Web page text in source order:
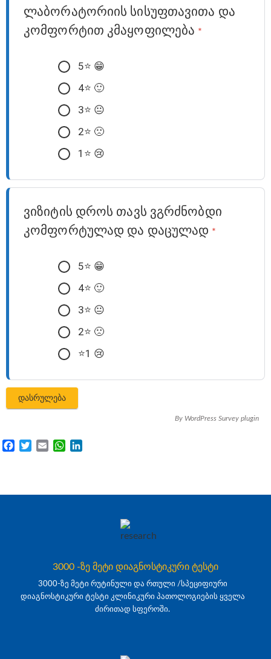
ლაბორატორიის სისუფთავითა და
კომფორტით კმაყოფილება *
5⭐️ 😁
4⭐️ 🙂
3⭐️ 😐
2⭐️ 🙁
1⭐️ 😢
ვიზიტის დროს თავს ვგრძნობდი
კომფორტულად და დაცულად *
5⭐️ 😁
4⭐️ 🙂
3⭐️ 😐
2⭐️ 🙁
⭐️1 😢
By WordPress Survey plugin
FacebookTwitter
Email WhatsApp
3000 -ზე მეტი დიაგნოსტიკური ტესტი
3000-ზე მეტი რუტინული და რთული /სპეციფიური
დიაგნოსტიკური ტესტი კლინიკური პათოლოგიების ყველა
ძირითად სფეროში.